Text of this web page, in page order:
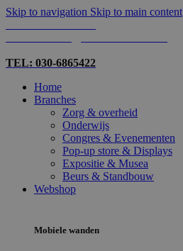
Skip to navigation Skip to main content
TEL: 030-6865422
Home
Branches
Zorg & overheid
Onderwijs
Congres & Evenementen
Pop-up store & Displays
Expositie & Musea
Beurs & Standbouw
Webshop
Mobiele wanden